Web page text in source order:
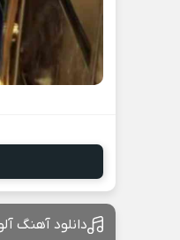
دانلود آهنگ